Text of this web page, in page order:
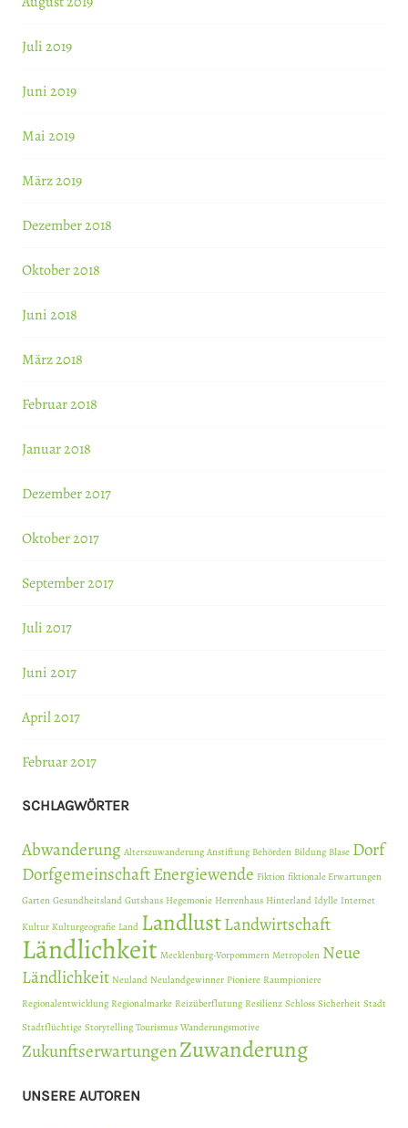
Juli 2019
Juni 2019
Mai 2019
März 2019
Dezember 2018
Oktober 2018
Juni 2018
März 2018
Februar 2018
Januar 2018
Dezember 2017
Oktober 2017
September 2017
Juli 2017
Juni 2017
April 2017
Februar 2017
SCHLAGWÖRTER
Abwanderung Alterszuwanderung Anstiftung Behörden Bildung Blase Dorf
DorfgemeinschaftEnergiewende Fiktion fiktionale Erwartungen
Garten Gesundheitsland Gutshaus Hegemonie Herrenhaus Hinterland Idylle Internet
Kultur Kulturgeografie Land LandlustLandwirtschaft
Ländlichkeit Mecklenburg-Vorpommern Metropolen Neue
Ländlichkeit Neuland Neulandgewinner Pioniere Raumpioniere
Regionalentwicklung Regionalmarke Reizüberflutung Resilienz Schloss Sicherheit Stadt
Stadtflüchtige Storytelling Tourismus Wanderungsmotive
ZukunftserwartungenZuwanderung
UNSERE AUTOREN